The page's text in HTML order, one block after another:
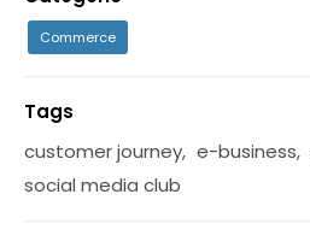
Commerce
Tags
customer journey, e-business,
social media club